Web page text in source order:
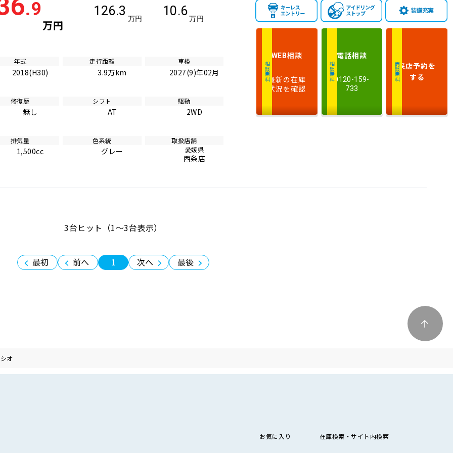
.9
万円
126.3
万円
10.6
万円
年式
2018(H30)
走行距離
3.9万km
車検
2027(9)年02月
修復歴
無し
シフト
AT
駆動
2WD
排気量
1,500cc
色系統
グレー
取扱店舗
愛媛県
西条店
相談無料
WEB相談
最新の在庫
状況を確認
相談無料
電話相談
0120-159-
733
商談無料来店予約を
する
3台ヒット（1〜3台表示）
最初 前へ 1 次へ 最後
オ
お気に入り 在庫検索・サイト内検索